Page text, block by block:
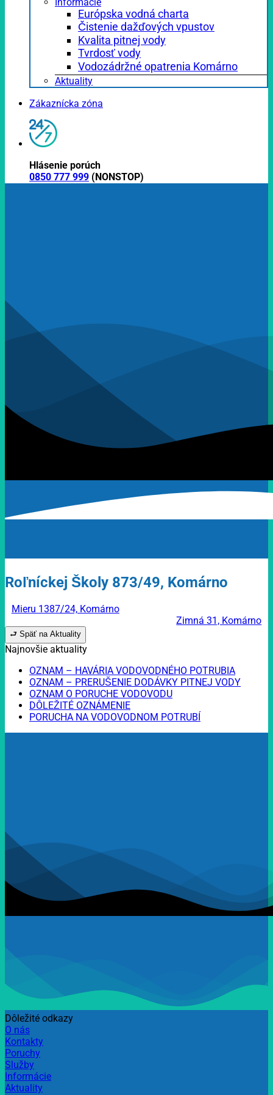
Európska vodná charta
Čistenie dažďových vpustov
Kvalita pitnej vody
Tvrdosť vody
Vodozádržné opatrenia Komárno
Aktuality
Zákaznícka zóna
Hlásenie porúch
0850 777 999 (NONSTOP)
Roľníckej Školy 873/49, Komárno
Mieru 1387/24, Komárno
Zimná 31, Komárno
⮐ Späť na Aktuality
Najnovšie aktuality
OZNAM – HAVÁRIA VODOVODNÉHO POTRUBIA
OZNAM – PRERUŠENIE DODÁVKY PITNEJ VODY
OZNAM O PORUCHE VODOVODU
DÔLEŽITÉ OZNÁMENIE
PORUCHA NA VODOVODNOM POTRUBÍ
Dôležité odkazy
O nás
Kontakty
Poruchy
Služby
Informácie
Aktuality